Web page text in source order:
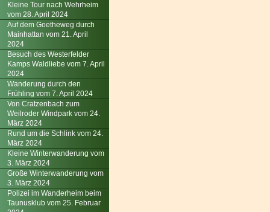
Kleine Tour nach Wehrheim
vom 28. April 2024
Auf dem Goetheweg durch
Mainhattan vom 21. April
2024
Besuch des Westerfelder
Kamps Waldliebe vom 7. April
2024
Wanderung durch den
Frühling vom 7. April 2024
Von Cratzenbach zum
Weilroder Windpark vom 24.
März 2024
Rund um die Schlink vom 24.
März 2024
Kleine Winterwanderung vom
3. März 2024
Große Winterwanderung vom
3. März 2024
Polizei im Wanderheim beim
Taunusklub vom 25. Februar